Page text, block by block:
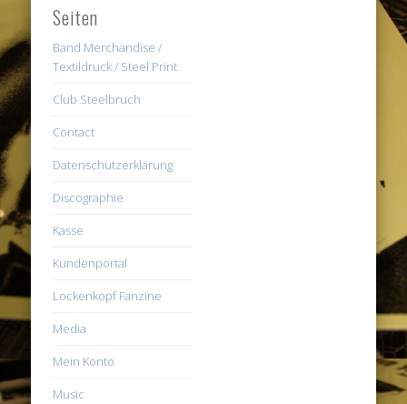
Seiten
Band Merchandise /
Textildruck / Steel Print
Club Steelbruch
Contact
Datenschutzerklärung
Discographie
Kasse
Kundenportal
Lockenkopf Fanzine
Media
Mein Konto
Music